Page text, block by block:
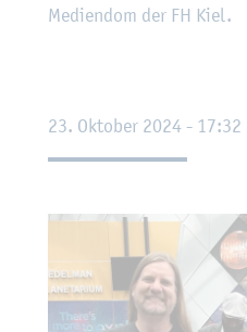
Me­di­en­dom der FH Kiel.
23. Ok­to­ber 2024 - 17:32